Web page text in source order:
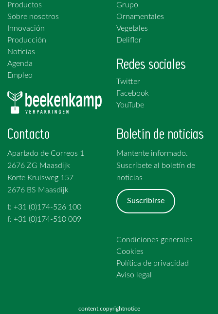
Productos
Sobre nosotros
Innovación
Producción
Noticias
Agenda
Empleo
Grupo
Ornamentales
Vegetales
Deliflor
Redes sociales
Twitter
Facebook
YouTube
Contacto
Apartado de Correos 1
2676 ZG Maasdijk
Korte Kruisweg 157
2676 BS Maasdijk
t: +31 (0)174-526 100
f: +31 (0)174-510 009
Boletín de noticias
Mantente informado.
Suscríbete al boletín de
noticias
Suscribirse
Condiciones generales
Cookies
Política de privacidad
Aviso legal
content.copyrightnotice